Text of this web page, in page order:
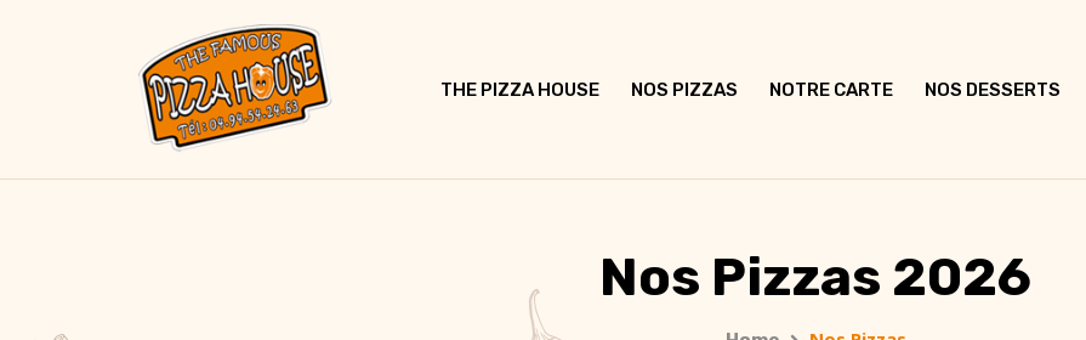
THE PIZZA HOUSE NOS PIZZAS NOTRE CARTE NOS DESSERTS
Nos Pizzas 2026